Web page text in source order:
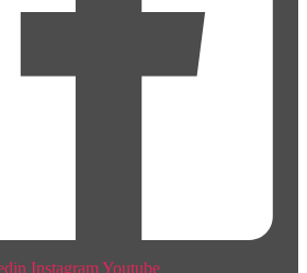
Instagram Youtube